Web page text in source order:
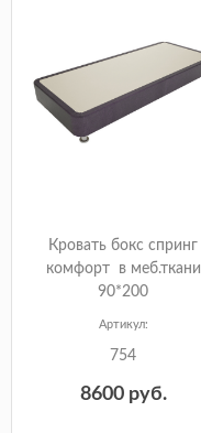
Кровать бокс спринг
комфорт в меб.ткани
90*200
Артикул:
754
8600руб.